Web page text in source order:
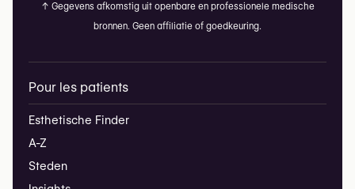
↑ Gegevens afkomstig uit openbare en professionele medische
bronnen. Geen affiliatie of goedkeuring.
Pour les patients
Esthetische Finder
A-Z
Steden